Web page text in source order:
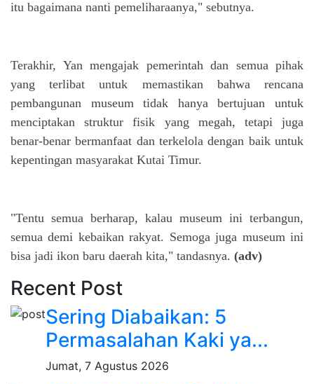
itu bagaimana nanti pemeliharaanya," sebutnya.
Terakhir, Yan mengajak pemerintah dan semua pihak
yang terlibat untuk memastikan bahwa rencana
pembangunan museum tidak hanya bertujuan untuk
menciptakan struktur fisik yang megah, tetapi juga
benar-benar bermanfaat dan terkelola dengan baik untuk
kepentingan masyarakat Kutai Timur.
"Tentu semua berharap, kalau museum ini terbangun,
semua demi kebaikan rakyat. Semoga juga museum ini
bisa jadi ikon baru daerah kita," tandasnya. (adv)
Recent Post
Sering Diabaikan: 5
Permasalahan Kaki ya...
Jumat, 7 Agustus 2026